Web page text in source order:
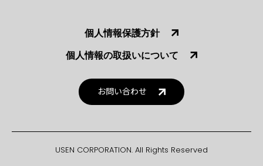
個人情報保護方針
個人情報の取扱いについて
お問い合わせ
USEN CORPORATION. All Rights Reserved